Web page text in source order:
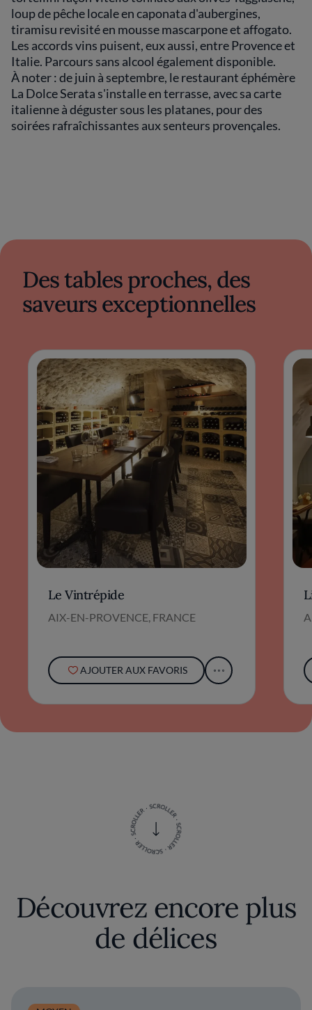
loup de pêche locale en caponata d'aubergines,
tiramisu revisité en mousse mascarpone et affogato.
Les accords vins puisent, eux aussi, entre Provence et
Italie. Parcours sans alcool également disponible.
À noter : de juin à septembre, le restaurant éphémère
La Dolce Serata s'installe en terrasse, avec sa carte
italienne à déguster sous les platanes, pour des
soirées rafraîchissantes aux senteurs provençales.
Des tables proches, des
saveurs exceptionnelles
Le Vintrépide
AIX-EN-PROVENCE, FRANCE
AJOUTER AUX FAVORIS
Découvrez encore plus
de délices